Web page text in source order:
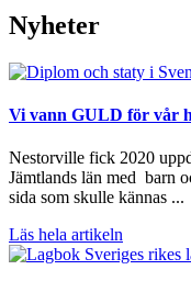
Nyheter
Vi vann GULD för vår
Nestorville fick 2020
Jämtlands län med barn
sida som skulle kännas ...
Läs hela artikeln